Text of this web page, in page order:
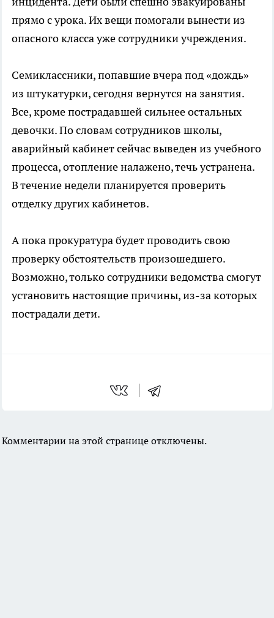
прямо с урока. Их вещи помогали вынести из
опасного класса уже сотрудники учреждения.
Семиклассники, попавшие вчера под «дождь»
из штукатурки, сегодня вернутся на занятия.
Все, кроме пострадавшей сильнее остальных
девочки. По словам сотрудников школы,
аварийный кабинет сейчас выведен из учебного
процесса, отопление налажено, течь устранена.
В течение недели планируется проверить
отделку других кабинетов.
А пока прокуратура будет проводить свою
проверку обстоятельств произошедшего.
Возможно, только сотрудники ведомства смогут
установить настоящие причины, из-за которых
пострадали дети.
Комментарии на этой странице отключены.